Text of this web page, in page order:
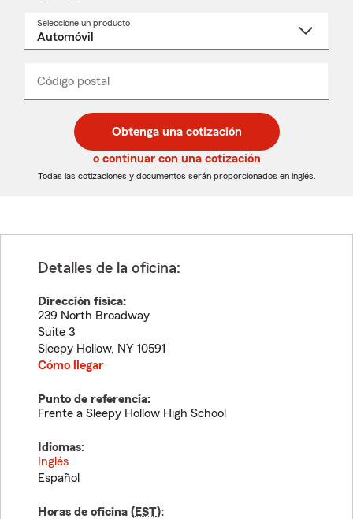
Seleccione un producto
desplegable
Código postal
de
5
dígitos
de
5
dígitos
_____
Obtenga una cotización
o continuar con una cotización
Todas las cotizaciones y documentos serán proporcionados en inglés.
Detalles de la oficina:
Dirección física:
239 North Broadway
Suite 3
Sleepy Hollow, NY 10591
Cómo llegar
Punto de referencia:
Frente a Sleepy Hollow High School
Idiomas:
Inglés
Español
Horas de oficina (EST):